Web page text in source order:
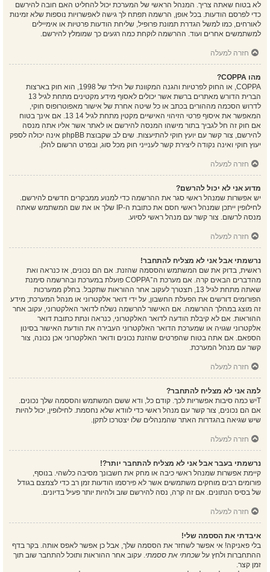
לא בטוח שאתה צריך. המנהל הראשי של המערכת יכול להחליט האם חובה להירשם
כדי לפרסם הודעות. בכל אופן, הרשמה תפתח לך גישה לאפשרויות נוספות שלא זמינות
לאורחים, כמו למשל הגדרת תמונת פרופיל, שליחת הודעות פרטיות או אימיילים
למשתמשים אחרים ועוד. ההרשמה לוקחת כמה רגעים כך שמומלץ להירשם.
חזרה למעלה
מהו COPPA?
COPPA, או החוק לפרטיות והגנה המקוונת של הילד של 1998, הוא חוק בארצות
הברית הדורש מאתרים ברשת אשר יכולים לאסוף מידע מקטינים מתחת לגיל 13
לדרוש הסכמה מההורים בכתב או כל שיטה אחרת של אישור מאפוטרופוס חוקי,
המאפשר את איסוף פרטי הזיהוי האישיים מקטין מתחת לגיל 14 13. אם אינך בטוח
אם חוק זה חל לגביך בתור מישהו המנסה להירשם או לאתר אשר אליו אתה מנסה
להירשם, צור קשר עם יועץ חוקי להתיעצות. שים לב שקבוצת phpBB אינה יכולה לספק
יעוץ חוקי ואינה נקודה ליצירת קשר לענייני חוק מכל סוג, ובפרט הרשום להלן.
חזרה למעלה
מדוע אני לא יכול להרשם?
יש אפשרות שמנהל ראשי סגר את ההרשמה כדי למנוע ממבקרים חדשים להירשם.
לחילופין ייתכן שמנהל ראשי חסם את כתובת ה-IP שלך או את שם המשתמש שאתה
מנסה לרשום. צור קשר עם מנהל ראשי לסיוע.
חזרה למעלה
נרשמתי אבל אני לא מצליח להתחבר!
ראשית, בדוק את שם המשתמש והססמה שהזנת. אם הם נכונים, אז כנראה ואת
מהדברים הבאים קרה. אם מערכת ה־COPPA פועלת במערכת ובהרשמה סימנת
שאתה מתחת לגיל 13, תצטרך לעקוב אחר ההוראות שתקבל. בחלק ממערכות
הפורומים דורשים את הפעלת החשבון, על ידי דואר אלקטרוני או מנהל המערכת; מידע
זה מוצג במהלך ההרשמה. אם האישור להרשמה נשלח לדואר האלקטרוני, עקוב אחר
ההוראות. אם לא קיבלת הודעה לדואר האלקטרוני, כנראה ונתת כתובת דואר
אלקטרוני שגויה או שמערכת הדואר האלקטרוני העבירה את הודעת האישור בסינון
הספאם. אם אתה בטוח שהפרטים שהזנת נכונים ודואר האלקטרוני אכן נכונה, צור
קשר עם מנהל המערכת.
חזרה למעלה
למה אני לא מצליח להתחבר?
Tיש כמה סיבות אפשריות לכך. קודם כל, ודא ששם המשתמש והססמה שלך נכונים.
אם הם נכונים, צור קשר עם מנהל ראשי כדי לוודא שלא נחסמת. לחילופין, יכול להיות
שיש שגיאה בהגדרות האתר שהמנהלים שלו יצטרכו לתקן.
חזרה למעלה
נרשמתי בעבר אבל אני לא מצליח להתחבר יותר?!
קיימת אפשרות שמנהל ראשי כיבה או מחק את חשבונך מסיבה כלשהי. בנוסף,
פורומים רבים מוחקים משתמשים אשר לא פירסמו הודעות זמן רב כדי לצמצם בגודל
של בסיס הנתונים. אם זה קרה, נסה להירשם שוב ולהיות יותר פעיל בדיונים.
חזרה למעלה
איבדתי את הססמה שלי!
בלי פאניקה! אי אפשר לשחזר את הססמה שלך, אבל כן אפשר לאפס אותה. בקר בדף
ההתחברות ולחץ על שכחתי את ססמתי. עקוב אחר ההוראות ותוכל להתחבר שוב תוך
זמן קצר.